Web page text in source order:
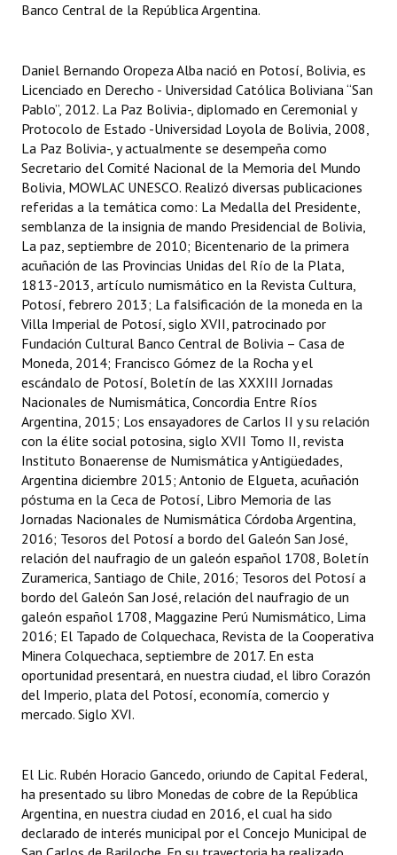
Banco Central de la República Argentina.
Daniel Bernando Oropeza Alba nació en Potosí, Bolivia, es
Licenciado en Derecho - Universidad Católica Boliviana “San
Pablo”, 2012. La Paz Bolivia-, diplomado en Ceremonial y
Protocolo de Estado -Universidad Loyola de Bolivia, 2008,
La Paz Bolivia-, y actualmente se desempeña como
Secretario del Comité Nacional de la Memoria del Mundo
Bolivia, MOWLAC UNESCO. Realizó diversas publicaciones
referidas a la temática como: La Medalla del Presidente,
semblanza de la insignia de mando Presidencial de Bolivia,
La paz, septiembre de 2010; Bicentenario de la primera
acuñación de las Provincias Unidas del Río de la Plata,
1813-2013, artículo numismático en la Revista Cultura,
Potosí, febrero 2013; La falsificación de la moneda en la
Villa Imperial de Potosí, siglo XVII, patrocinado por
Fundación Cultural Banco Central de Bolivia – Casa de
Moneda, 2014; Francisco Gómez de la Rocha y el
escándalo de Potosí, Boletín de las XXXIII Jornadas
Nacionales de Numismática, Concordia Entre Ríos
Argentina, 2015; Los ensayadores de Carlos II y su relación
con la élite social potosina, siglo XVII Tomo II, revista
Instituto Bonaerense de Numismática y Antigüedades,
Argentina diciembre 2015; Antonio de Elgueta, acuñación
póstuma en la Ceca de Potosí, Libro Memoria de las
Jornadas Nacionales de Numismática Córdoba Argentina,
2016; Tesoros del Potosí a bordo del Galeón San José,
relación del naufragio de un galeón español 1708, Boletín
Zuramerica, Santiago de Chile, 2016; Tesoros del Potosí a
bordo del Galeón San José, relación del naufragio de un
galeón español 1708, Maggazine Perú Numismático, Lima
2016; El Tapado de Colquechaca, Revista de la Cooperativa
Minera Colquechaca, septiembre de 2017. En esta
oportunidad presentará, en nuestra ciudad, el libro Corazón
del Imperio, plata del Potosí, economía, comercio y
mercado. Siglo XVI.
El Lic. Rubén Horacio Gancedo, oriundo de Capital Federal,
ha presentado su libro Monedas de cobre de la República
Argentina, en nuestra ciudad en 2016, el cual ha sido
declarado de interés municipal por el Concejo Municipal de